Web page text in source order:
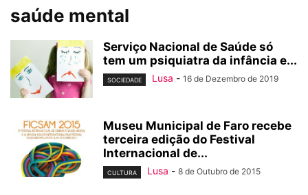
saúde mental
Serviço Nacional de Saúde só
tem um psiquiatra da infância e...
SOCIEDADE Lusa - 16 de Dezembro de 2019
Museu Municipal de Faro recebe
terceira edição do Festival
Internacional de...
CULTURA Lusa - 8 de Outubro de 2015